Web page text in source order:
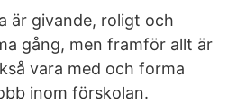
är givande, roligt och
gång, men framför allt är
vara med och forma
inom förskolan.